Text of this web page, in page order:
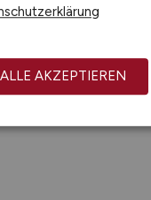
ALLE AKZEPTIEREN